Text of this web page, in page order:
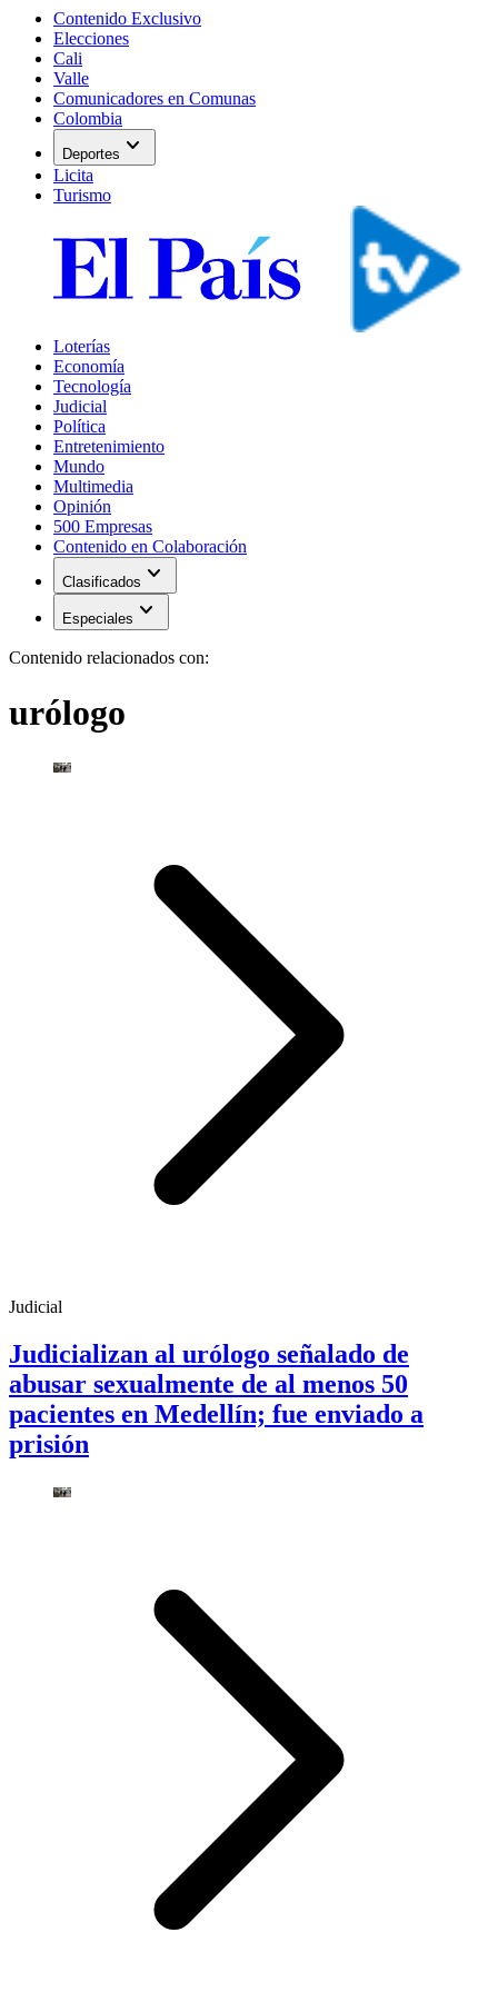
Contenido Exclusivo
Elecciones
Cali
Valle
Comunicadores en Comunas
Colombia
Deportes expand_more
Licita
Turismo
Loterías
Economía
Tecnología
Judicial
Política
Entretenimiento
Mundo
Multimedia
Opinión
500 Empresas
Contenido en Colaboración
Clasificados expand_more
Especiales expand_more
Contenido relacionados con:
urólogo
Judicial
Judicializan al urólogo señalado de
abusar sexualmente de al menos 50
pacientes en Medellín; fue enviado a
prisión